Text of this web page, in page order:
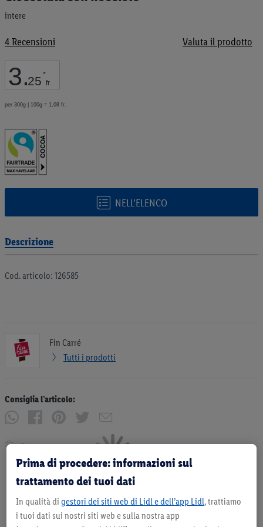
intere
4Recensioni Valuta il prodotto
3.25 *
fr.
per 300g | 100g = 1,08 fr.
NELL’ELENCO
di
Descrizione
Cod. articolo: 126585
Fin Carré
Tutti i prodotti
Consiglia l’articolo:
Stampa
Prima di procedere: informazioni sul
trattamento dei tuoi dati
In qualità di gestori dei siti web di Lidl e dell’app Lidl, trattiamo
i tuoi dati sui nostri siti web e sulla nostra app